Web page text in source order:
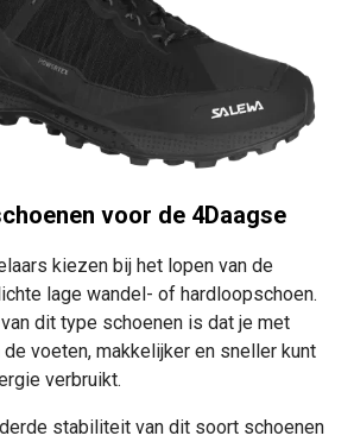
voor de 4Daagse
kiezen bij het lopen van de
lage wandel- of hardloopschoen.
dit type schoenen is dat je met
voeten, makkelijker en sneller kunt
verbruikt.
stabiliteit van dit soort schoenen